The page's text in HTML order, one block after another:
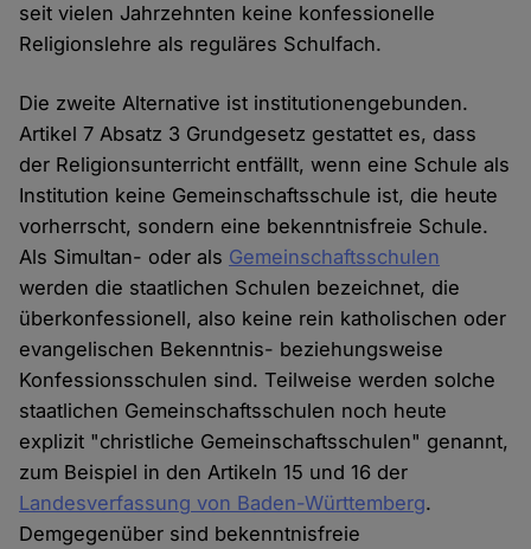
seit vielen Jahrzehnten keine konfessionelle
Religionslehre als reguläres Schulfach.
Die zweite Alternative ist institutionengebunden.
Artikel 7 Absatz 3 Grundgesetz gestattet es, dass
der Religionsunterricht entfällt, wenn eine Schule als
Institution keine Gemeinschaftsschule ist, die heute
vorherrscht, sondern eine bekenntnisfreie Schule.
Als Simultan- oder als Gemeinschaftsschulen
werden die staatlichen Schulen bezeichnet, die
überkonfessionell, also keine rein katholischen oder
evangelischen Bekenntnis- beziehungsweise
Konfessionsschulen sind. Teilweise werden solche
staatlichen Gemeinschaftsschulen noch heute
explizit "christliche Gemeinschaftsschulen" genannt,
zum Beispiel in den Artikeln 15 und 16 der
Landesverfassung von Baden-Württemberg.
Demgegenüber sind bekenntnisfreie